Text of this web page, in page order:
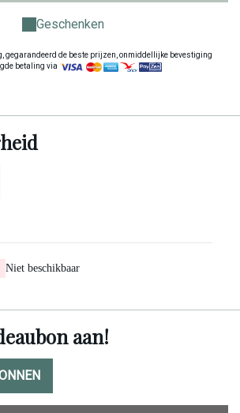
Geschenken
gegarandeerd de beste prijzen, onmiddellijke bevestiging
betaling via
Niet beschikbaar
aan!